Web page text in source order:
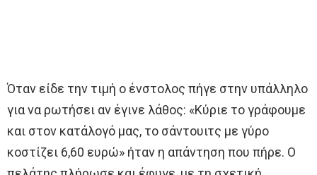
Όταν είδε την τιμή ο ένστολος πήγε στην υπάλληλο
για να ρωτήσει αν έγινε λάθος: «Κύριε το γράφουμε
και στον κατάλογό μας, το σάντουιτς με γύρο
κοστίζει 6,60 ευρώ» ήταν η απάντηση που πήρε. Ο